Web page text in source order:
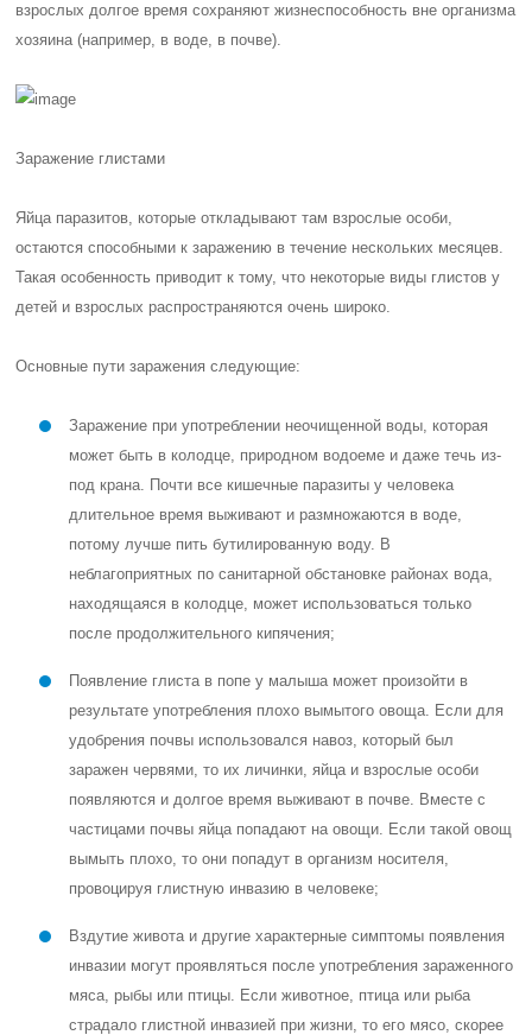
взрослых долгое время сохраняют жизнеспособность вне организма
хозяина (например, в воде, в почве).
Заражение глистами
Яйца паразитов, которые откладывают там взрослые особи,
остаются способными к заражению в течение нескольких месяцев.
Такая особенность приводит к тому, что некоторые виды глистов у
детей и взрослых распространяются очень широко.
Основные пути заражения следующие:
Заражение при употреблении неочищенной воды, которая
может быть в колодце, природном водоеме и даже течь из-
под крана. Почти все кишечные паразиты у человека
длительное время выживают и размножаются в воде,
потому лучше пить бутилированную воду. В
неблагоприятных по санитарной обстановке районах вода,
находящаяся в колодце, может использоваться только
после продолжительного кипячения;
Появление глиста в попе у малыша может произойти в
результате употребления плохо вымытого овоща. Если для
удобрения почвы использовался навоз, который был
заражен червями, то их личинки, яйца и взрослые особи
появляются и долгое время выживают в почве. Вместе с
частицами почвы яйца попадают на овощи. Если такой овощ
вымыть плохо, то они попадут в организм носителя,
провоцируя глистную инвазию в человеке;
Вздутие живота и другие характерные симптомы появления
инвазии могут проявляться после употребления зараженного
мяса, рыбы или птицы. Если животное, птица или рыба
страдало глистной инвазией при жизни, то его мясо, скорее